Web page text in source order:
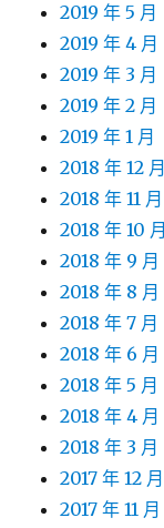
2019 年 5 月
2019 年 4 月
2019 年 3 月
2019 年 2 月
2019 年 1 月
2018 年 12 月
2018 年 11 月
2018 年 10 月
2018 年 9 月
2018 年 8 月
2018 年 7 月
2018 年 6 月
2018 年 5 月
2018 年 4 月
2018 年 3 月
2017 年 12 月
2017 年 11 月